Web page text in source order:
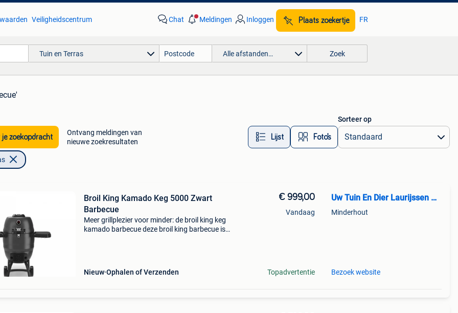
Veiligheidscentrum Chat Meldingen Inloggen Plaats zoekertje FR
Tuin en Terras Alle afstanden… Zoek
je zoekopdracht
Ontvang meldingen van
nieuwe zoekresultaten
Lijst Foto’s
Sorteer op
Broil King Kamado Keg 5000 Zwart
Barbecue
Meer grillplezier voor minder: de broil king keg
kamado barbecue deze broil king barbecue is
Nieuw Ophalen of Verzenden
€ 999,00
Vandaag
Topadvertentie
Uw Tuin En Dier Laurijssen Minderhout
Minderhout
Bezoek website